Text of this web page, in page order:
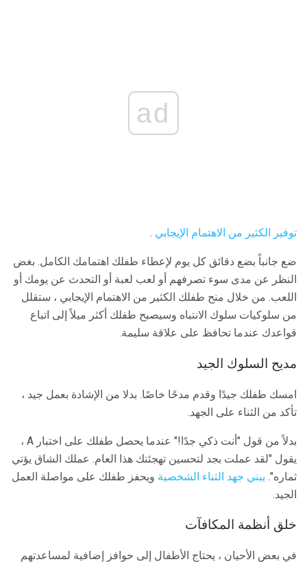
ad
توفير الكثير من الاهتمام الإيجابي .
ضع جانباً بضع دقائق كل يوم لإعطاء طفلك اهتمامك الكامل. بغض
النظر عن مدى سوء تصرفهم أو لعب لعبة أو التحدث عن يومك أو
اللعب. من خلال منح طفلك الكثير من الاهتمام الإيجابي ، ستقلل
من سلوكيات سلوك الانتباه وسيصبح طفلك أكثر ميلاً إلى اتباع
قواعدك عندما تحافظ على علاقة سليمة.
مديح السلوك الجيد
امسك طفلك جيدًا وقدم مدحًا خاصًا. بدلا من الإشادة بعمل جيد ،
تأكد من الثناء على الجهد.
بدلاً من قول "أنت ذكي جدًا!" عندما يحصل طفلك على اختبار A ،
يقول "لقد عملت بجد لتحسين تهجئتك هذا العام. عملك الشاق يؤتي
ثماره". يبني جهد الثناء الشخصية ويحفز طفلك على مواصلة العمل
الجيد.
خلق أنظمة المكافآت
في بعض الأحيان ، يحتاج الأطفال إلى حوافز إضافية لمساعدتهم